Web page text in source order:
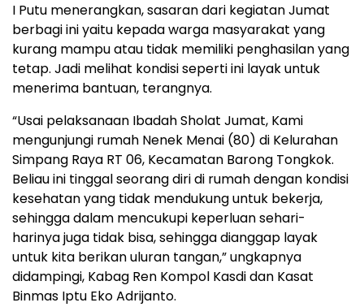
I Putu menerangkan, sasaran dari kegiatan Jumat
berbagi ini yaitu kepada warga masyarakat yang
kurang mampu atau tidak memiliki penghasilan yang
tetap. Jadi melihat kondisi seperti ini layak untuk
menerima bantuan, terangnya.
“Usai pelaksanaan Ibadah Sholat Jumat, Kami
mengunjungi rumah Nenek Menai (80) di Kelurahan
Simpang Raya RT 06, Kecamatan Barong Tongkok.
Beliau ini tinggal seorang diri di rumah dengan kondisi
kesehatan yang tidak mendukung untuk bekerja,
sehingga dalam mencukupi keperluan sehari-
harinya juga tidak bisa, sehingga dianggap layak
untuk kita berikan uluran tangan,” ungkapnya
didampingi, Kabag Ren Kompol Kasdi dan Kasat
Binmas Iptu Eko Adrijanto.